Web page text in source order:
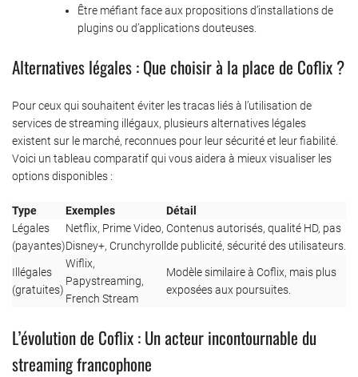
Être méfiant face aux propositions d’installations de
plugins ou d’applications douteuses.
Alternatives légales : Que choisir à la place de Coflix ?
Pour ceux qui souhaitent éviter les tracas liés à l’utilisation de
services de streaming illégaux, plusieurs alternatives légales
existent sur le marché, reconnues pour leur sécurité et leur fiabilité.
Voici un tableau comparatif qui vous aidera à mieux visualiser les
options disponibles :
Type Exemples
Détail
Légales
(payantes)
Netflix, Prime Video,
Disney+, Crunchyroll
Contenus autorisés, qualité HD, pas
de publicité, sécurité des utilisateurs.
Illégales
(gratuites)
Wiflix,
Papystreaming,
French Stream
Modèle similaire à Coflix, mais plus
exposées aux poursuites.
L’évolution de Coflix : Un acteur incontournable du
streaming francophone